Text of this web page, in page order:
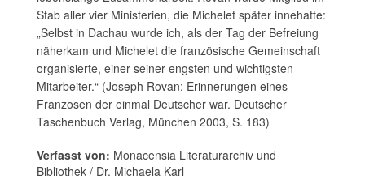
Stab aller vier Ministerien, die Michelet später innehatte:
„Selbst in Dachau wurde ich, als der Tag der Befreiung
näherkam und Michelet die französische Gemeinschaft
organisierte, einer seiner engsten und wichtigsten
Mitarbeiter.“ (Joseph Rovan: Erinnerungen eines
Franzosen der einmal Deutscher war. Deutscher
Taschenbuch Verlag, München 2003, S. 183)
Verfasst von: Monacensia Literaturarchiv und
Bibliothek / Dr. Michaela Karl